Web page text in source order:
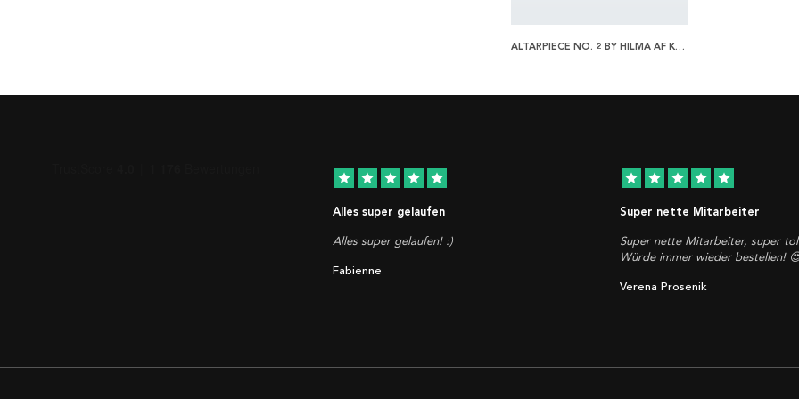
ALTARPIECE NO. 2 BY HILMA AF KLINT POSTER
star star star star star
Alles super gelaufen
Alles super gelaufen! :)
Fabienne
star star star star star
Super nette Mitarbeiter
Super nette Mitarbeiter, super
Würde immer wieder bestellen!
Verena Prosenik